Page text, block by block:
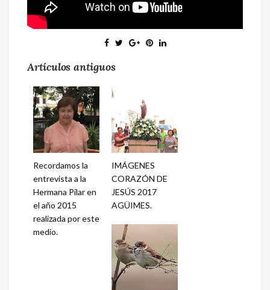
Artículos antiguos
Recordamos la
entrevista a la
Hermana Pilar en
el año 2015
realizada por este
medio.
IMÁGENES
CORAZÓN DE
JESÚS 2017
AGÜIMES.